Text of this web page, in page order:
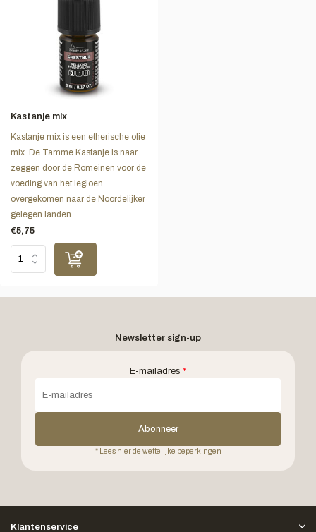
Kastanje mix
Kastanje mix is een etherische olie
mix. De Tamme Kastanje is naar
zeggen door de Romeinen voor de
voeding van het legioen
overgekomen naar de Noordelijker
gelegen landen.
€5,75
Newsletter sign-up
E-mailadres *
Abonneer
* Lees hier de wettelijke beperkingen
Klantenservice